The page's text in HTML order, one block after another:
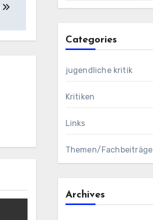
Categories
jugendliche kritik
Kritiken
Links
Themen/Fachbeiträge
Archives